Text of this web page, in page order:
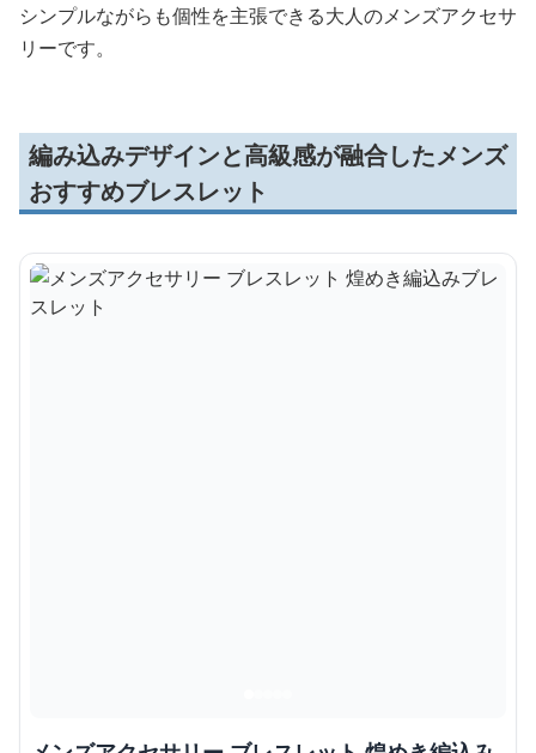
シンプルながらも個性を主張できる大人のメンズアクセサ
リーです。
編み込みデザインと高級感が融合したメンズ
おすすめブレスレット